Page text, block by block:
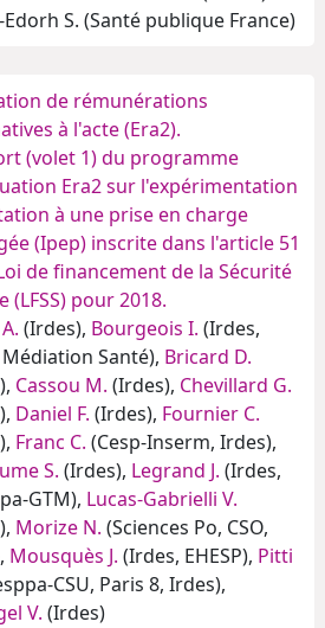
Edorh S. (Santé publique France)
de rémunérations
à l'acte (Era2).
(volet 1) du programme
Era2 sur l'expérimentation
à une prise en charge
(Ipep) inscrite dans l'article 51
de financement de la Sécurité
(LFSS) pour 2018.
(Irdes), Bourgeois I. (Irdes,
Santé), Bricard D.
Cassou M. (Irdes), Chevillard G.
Daniel F. (Irdes), Fournier C.
Franc C. (Cesp-Inserm, Irdes),
S. (Irdes), Legrand J. (Irdes,
GTM), Lucas-Gabrielli V.
Morize N. (Sciences Po, CSO,
Mousquès J. (Irdes, EHESP), Pitti
CSU, Paris 8, Irdes),
V. (Irdes)